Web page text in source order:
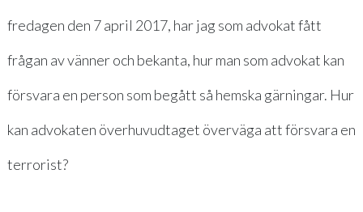
fredagen den 7 april 2017, har jag som advokat fått
frågan av vänner och bekanta, hur man som advokat kan
försvara en person som begått så hemska gärningar. Hur
kan advokaten överhuvudtaget överväga att försvara en
terrorist?